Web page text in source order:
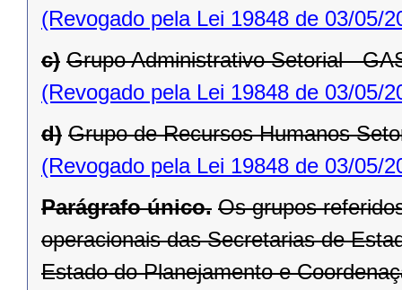
(Revogado pela Lei 19848 de 03/05/
c) Grupo Administrativo Setorial -
(Revogado pela Lei 19848 de 03/05/
d) Grupo de Recursos Humanos
(Revogado pela Lei 19848 de 03/05/
Parágrafo único. Os grupos
operacionais das Secretarias de
Estado do Planejamento e